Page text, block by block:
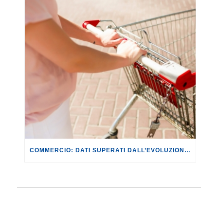
COMMERCIO: DATI SUPERATI DALL’EVOLUZIONE DEI FATTI. CON IL CONFLITTO IN MEDIO ORIENTE SI RISCHIANO RIPERCUSSIONI PER LE FAMIGLIE DI +649,64 EURO ANNUI.